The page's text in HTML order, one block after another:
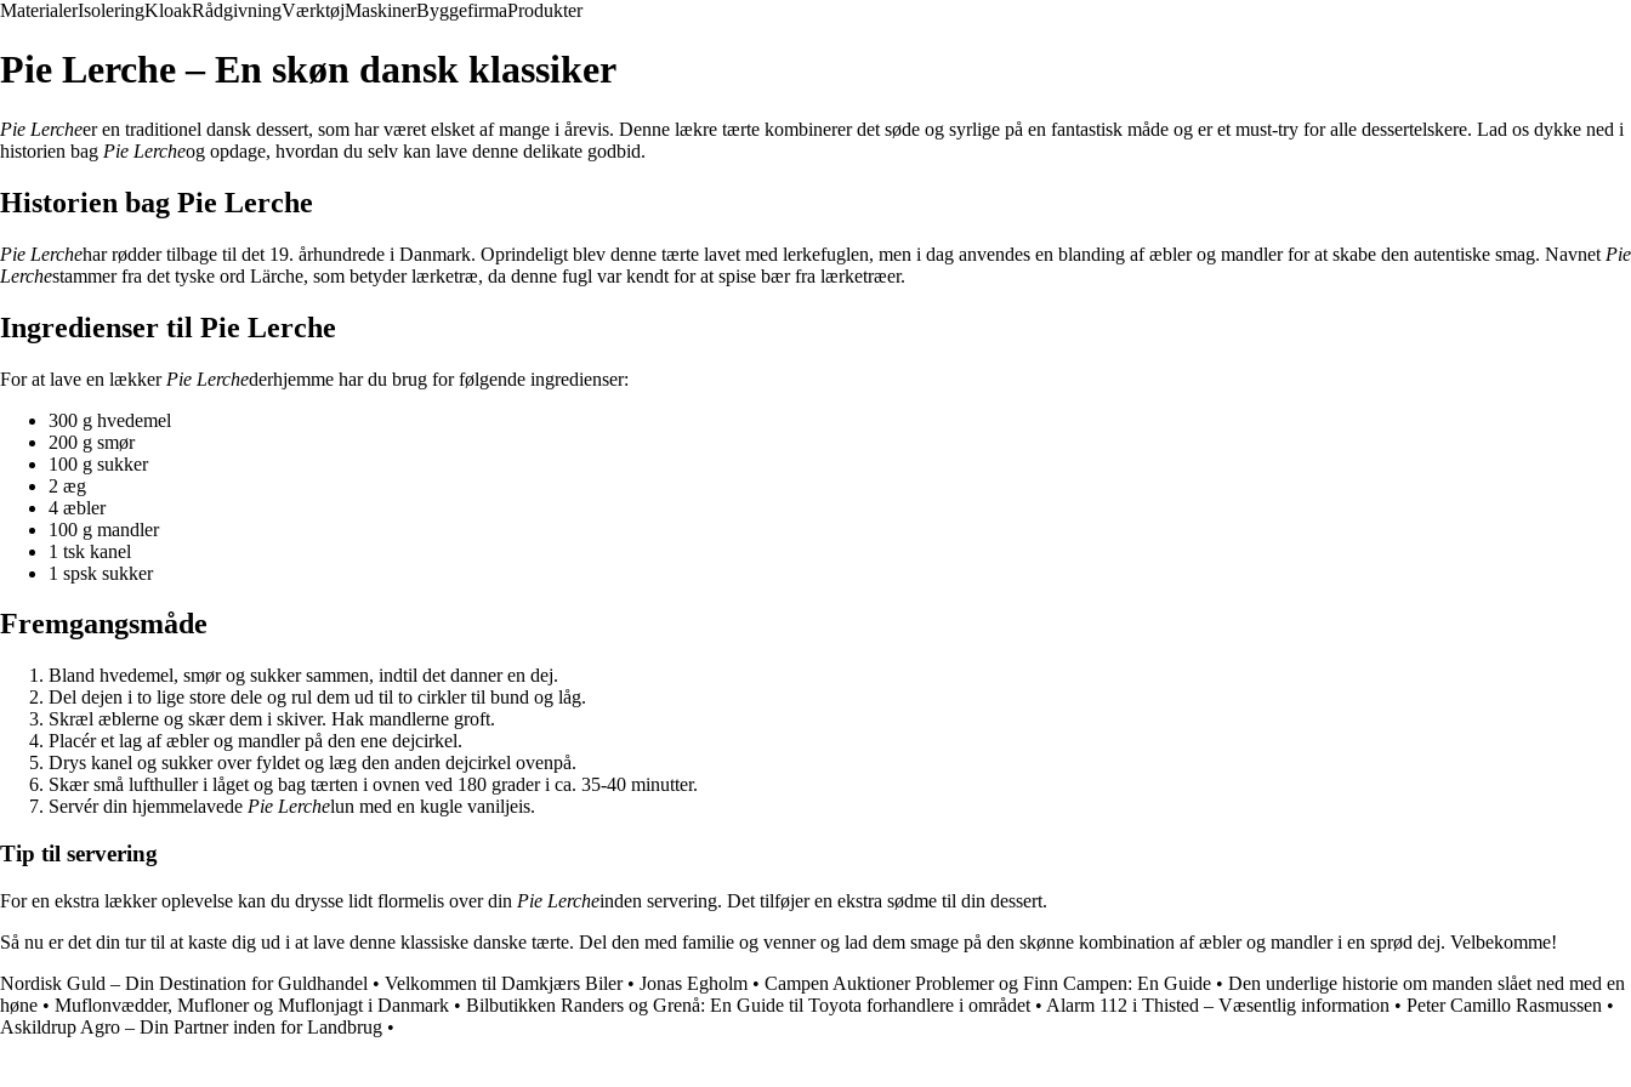
MaterialerIsoleringKloakRådgivningVærktøjMaskinerByggefirmaProdukter
Pie Lerche – En skøn dansk klassiker
Pie Lercheer en traditionel dansk dessert, som har været elsket af mange i årevis. Denne lækre tærte kombinerer det søde og syrlige på en fantastisk måde og er et must-try for alle dessertelskere. Lad os dykke ned i
historien bag Pie Lercheog opdage, hvordan du selv kan lave denne delikate godbid.
Historien bag Pie Lerche
Pie Lerchehar rødder tilbage til det 19. århundrede i Danmark. Oprindeligt blev denne tærte lavet med lerkefuglen, men i dag anvendes en blanding af æbler og mandler for at skabe den autentiske smag. Navnet Pie
Lerchestammer fra det tyske ord Lärche, som betyder lærketræ, da denne fugl var kendt for at spise bær fra lærketræer.
Ingredienser til Pie Lerche
For at lave en lækker Pie Lerchederhjemme har du brug for følgende ingredienser:
300 g hvedemel
200 g smør
100 g sukker
2 æg
4 æbler
100 g mandler
1 tsk kanel
1 spsk sukker
Fremgangsmåde
Bland hvedemel, smør og sukker sammen, indtil det danner en dej.
Del dejen i to lige store dele og rul dem ud til to cirkler til bund og låg.
Skræl æblerne og skær dem i skiver. Hak mandlerne groft.
Placér et lag af æbler og mandler på den ene dejcirkel.
Drys kanel og sukker over fyldet og læg den anden dejcirkel ovenpå.
Skær små lufthuller i låget og bag tærten i ovnen ved 180 grader i ca. 35-40 minutter.
Servér din hjemmelavede Pie Lerchelun med en kugle vaniljeis.
Tip til servering
For en ekstra lækker oplevelse kan du drysse lidt flormelis over din Pie Lercheinden servering. Det tilføjer en ekstra sødme til din dessert.
Så nu er det din tur til at kaste dig ud i at lave denne klassiske danske tærte. Del den med familie og venner og lad dem smage på den skønne kombination af æbler og mandler i en sprød dej. Velbekomme!
Nordisk Guld – Din Destination for Guldhandel • Velkommen til Damkjærs Biler• Jonas Egholm • Campen Auktioner Problemer og Finn Campen: En Guide • Den underlige historie om manden slået ned med en
høne • Muflonvædder, Mufloner og Muflonjagt i Danmark • Bilbutikken Randers og Grenå: En Guide til Toyota forhandlere i området • Alarm 112 i Thisted – Væsentlig information • Peter Camillo Rasmussen •
Askildrup Agro – Din Partner inden for Landbrug •